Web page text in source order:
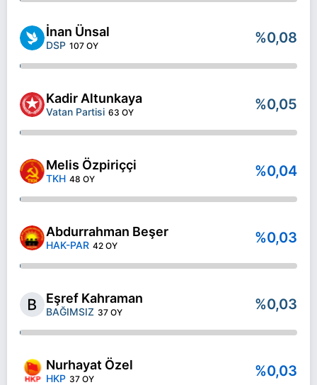
İnan Ünsal
DSP 107 OY %0,08
Kadir Altunkaya
Vatan Partisi 63 OY %0,05
Melis Özpiriççi
TKH 48 OY %0,04
Abdurrahman Beşer
HAK-PAR 42 OY %0,03
Eşref Kahraman
BAĞIMSIZ 37 OY %0,03
Nurhayat Özel
HKP 37 OY %0,03